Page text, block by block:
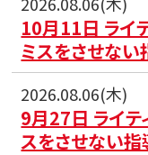
10月11日 ライ
ミスをさせない
2026.08.06(木)
9月27日 ライテ
スをさせない指